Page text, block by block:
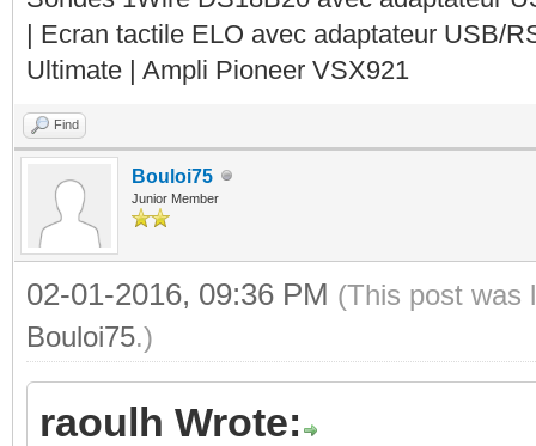
| Ecran tactile ELO avec adaptateur USB/
Ultimate | Ampli Pioneer VSX921
Find
Bouloi75
Junior Member
02-01-2016, 09:36 PM (This post was
Bouloi75.)
raoulh Wrote: